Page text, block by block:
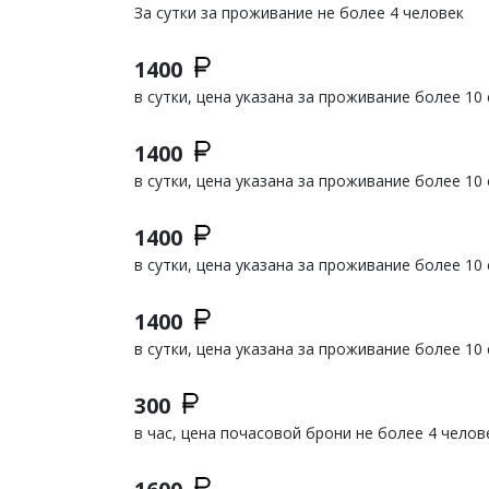
За сутки за проживание не более 4 человек
1400
в сутки, цена указана за проживание более 10
1400
в сутки, цена указана за проживание более 10
1400
в сутки, цена указана за проживание более 10
1400
в сутки, цена указана за проживание более 10
300
в час, цена почасовой брони не более 4